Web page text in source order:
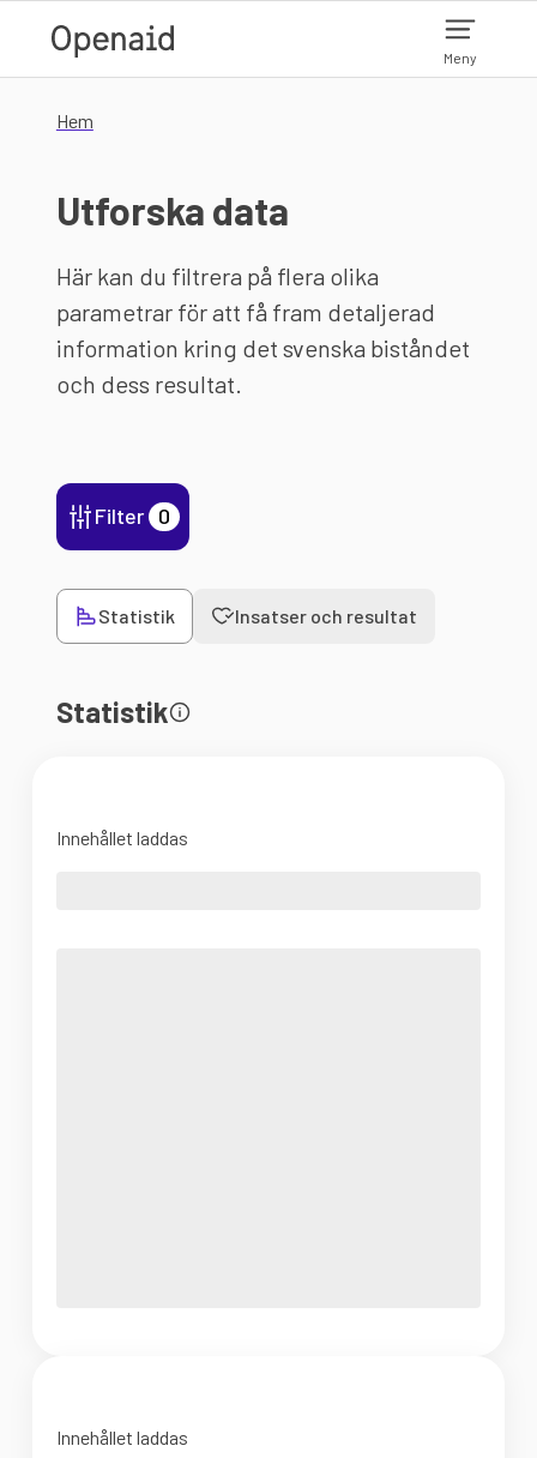
Meny
Hem
Utforska data
Här kan du filtrera på flera olika
parametrar för att få fram detaljerad
information kring det svenska biståndet
och dess resultat.
Filter 0
Statistik Insatser och resultat
Statistik
Innehållet laddas
Innehållet laddas